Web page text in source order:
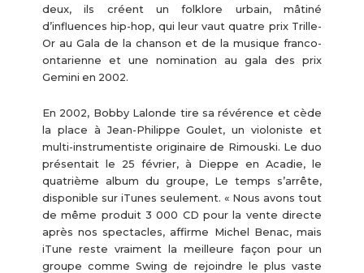
deux, ils créent un folklore urbain, mâtiné
d’influences hip-hop, qui leur vaut quatre prix Trille-
Or au Gala de la chanson et de la musique franco-
ontarienne et une nomination au gala des prix
Gemini en 2002.
En 2002, Bobby Lalonde tire sa révérence et cède
la place à Jean-Philippe Goulet, un violoniste et
multi-instrumentiste originaire de Rimouski. Le duo
présentait le 25 février, à Dieppe en Acadie, le
quatrième album du groupe, Le temps s’arrête,
disponible sur iTunes seulement. « Nous avons tout
de même produit 3 000 CD pour la vente directe
après nos spectacles, affirme Michel Benac, mais
iTune reste vraiment la meilleure façon pour un
groupe comme Swing de rejoindre le plus vaste